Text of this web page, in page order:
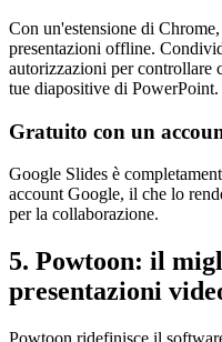
Con un'estensione di
presentazioni offline.
autorizzazioni per controllare
tue diapositive di PowerPoint.
Gratuito con un
Google Slides è
account Google, il che lo
per la collaborazione.
5. Powtoon: il
presentazioni